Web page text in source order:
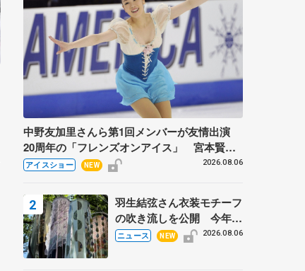
中野友加里さんら第1回メンバーが友情出演
20周年の「フレンズオンアイス」 宮本賢二
さん、有川梨絵さん、田村岳斗さんも
アイスショー NEW 2026.08.06
羽生結弦さん衣装モチーフ
の吹き流しを公開 今年は
「春よ、来い」、仙台の瑞
ニュース NEW 2026.08.06